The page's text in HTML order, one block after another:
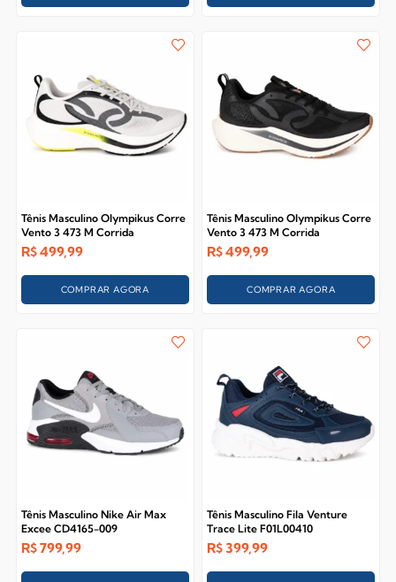
Tênis Masculino Olympikus Corre
Vento 3 473 M Corrida
R$499,99
COMPRAR AGORA
Tênis Masculino Olympikus Corre
Vento 3 473 M Corrida
R$499,99
COMPRAR AGORA
Tênis Masculino Nike Air Max
Excee CD4165-009
R$799,99
Tênis Masculino Fila Venture
Trace Lite F01L00410
R$ 399,99